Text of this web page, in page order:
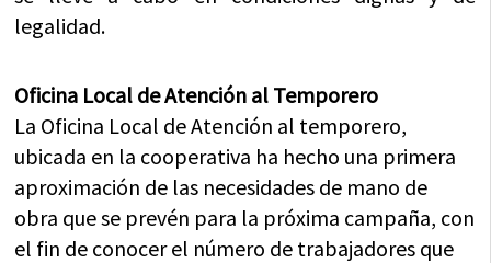
legalidad.
Oficina Local de Atención al Temporero
La Oficina Local de Atención al temporero,
ubicada en la cooperativa ha hecho una primera
aproximación de las necesidades de mano de
obra que se prevén para la próxima campaña, con
el fin de conocer el número de trabajadores que